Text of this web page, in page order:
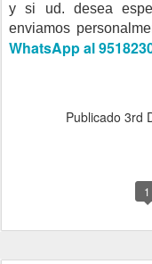
y si ud. desea
enviamos
WhatsApp al
Publicado 3rd
1